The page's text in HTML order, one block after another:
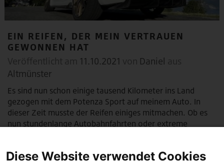
EIN REIFEN, DER MEIN VERTRAUEN
GEWONNEN HAT
11.10.2021 Daniel
Altmünster
Es sind nun schon einige tausend Kilometer ins Land
gezogen mit dem Potenza Sport auf meinem Auto. In
dieser Zeit musste der Reifen einiges mitmachen. Ob es
nun stundenlange Autobahnfahrten oder extreme
auch…
Diese Website verwendet Cookies